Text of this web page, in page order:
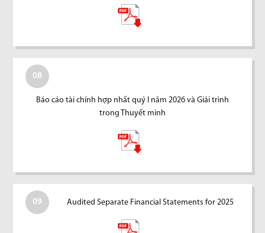
08
Báo cáo tài chính hợp nhất quý I năm 2026 và Giải trình
trong Thuyết minh
09 Audited Separate Financial Statements for 2025